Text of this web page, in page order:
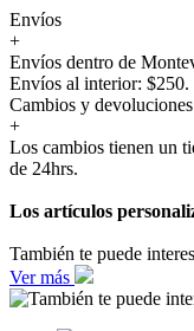
Envíos
+
Envíos dentro de
Envíos al interior: $250.
Cambios y devoluciones
+
Los cambios tienen un
de 24hrs.
Los artículos
También te puede
Ver más